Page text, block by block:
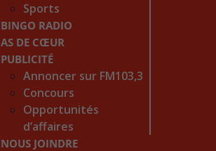
Sports
BINGO RADIO
AS DE CŒUR
PUBLICITÉ
Annoncer sur FM103,3
Concours
Opportunités
d’affaires
NOUS JOINDRE